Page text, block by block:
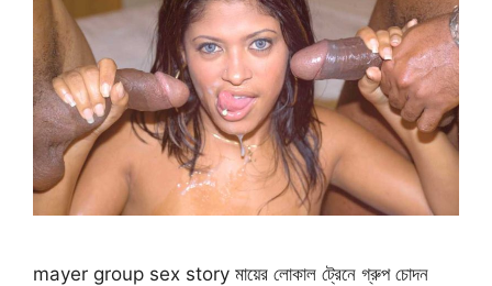
mayer group sex story মায়ের লোকাল ট্রেনে গ্রুপ চোদন